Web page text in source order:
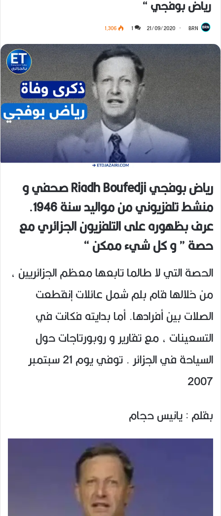
رياض بوفجي “
BRN
21/09/2020
1 1٬306
رياض بوفجي Riadh Boufedji صحفي و
منشط تلفزيوني من مواليد سنة 1946.
عرف بظهوره على التلفزيون الجزائري مع
حصة ” و كل شيء ممكن “
الحصة التي لا طالما تابعها معظم الجزائريين ،
من خلالها قام بلم شمل عائلات إنقطعت
الصلات بين أفرادها. أما بدايته فكانت في
التسعينات ، مع تقارير و روبورتاجات حول
السياحة في الجزائر . توفي يوم 21 سبتمبر
2007
بقلم : يانيس حجام